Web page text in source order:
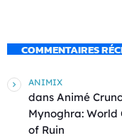
COMMENTAIRES
ANIMIX
dans Animé
Mynoghra: World
of Ruin